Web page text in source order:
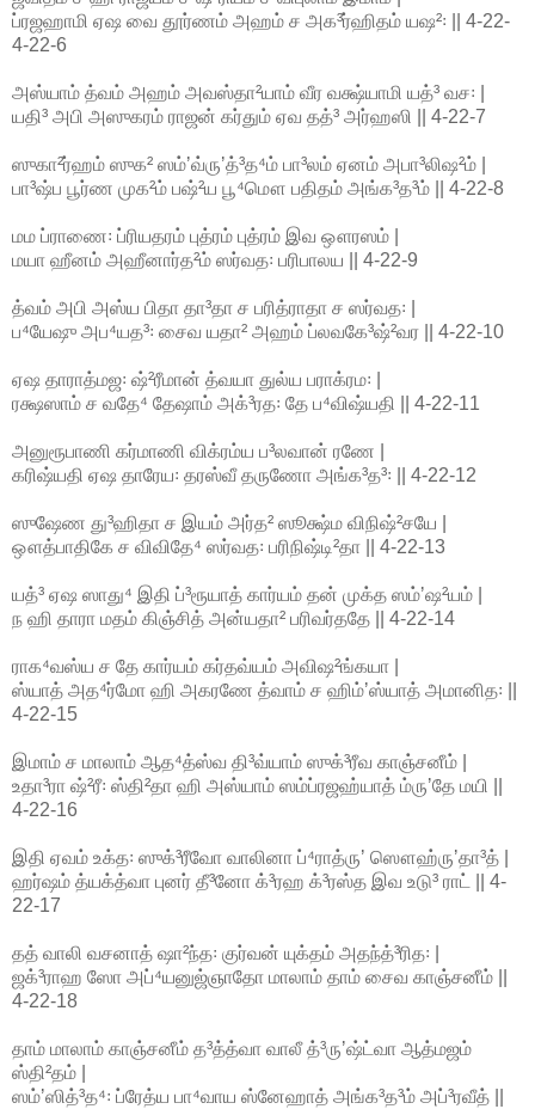
ப்ரஜஹாமி ஏஷ வை தூர்ணம் அஹம் ச அக³ர்ஹிதம் யஷ²꞉ || 4-22-
4-22-6
அஸ்யாம் த்வம் அஹம் அவஸ்தா²யாம் வீர வக்ஷ்யாமி யத்³ வச꞉ |
யதி³ அபி அஸுகரம் ராஜன் கர்தும் ஏவ தத்³ அர்ஹஸி || 4-22-7
ஸுகா²ர்ஹம் ஸுக² ஸம்ʼவ்ருʼத்³த⁴ம் பா³லம் ஏனம் அபா³லிஷ²ம் |
பா³ஷ்ப பூர்ண முக²ம் பஷ்²ய பூ⁴மௌ பதிதம் அங்க³த³ம் || 4-22-8
மம ப்ராணை꞉ ப்ரியதரம் புத்ரம் புத்ரம் இவ ஔரஸம் |
மயா ஹீனம் அஹீனார்த²ம் ஸர்வத꞉ பரிபாலய || 4-22-9
த்வம் அபி அஸ்ய பிதா தா³தா ச பரித்ராதா ச ஸர்வத꞉ |
ப⁴யேஷு அப⁴யத³꞉ சைவ யதா² அஹம் ப்லவகே³ஷ்²வர || 4-22-10
ஏஷ தாராத்மஜ꞉ ஷ்²ரீமான் த்வயா துல்ய பராக்ரம꞉ |
ரக்ஷஸாம் ச வதே⁴ தேஷாம் அக்³ரத꞉ தே ப⁴விஷ்யதி || 4-22-11
அனுரூபாணி கர்மாணி விக்ரம்ய ப³லவான் ரணே |
கரிஷ்யதி ஏஷ தாரேய꞉ தரஸ்வீ தருணோ அங்க³த³꞉ || 4-22-12
ஸுஷேண து³ஹிதா ச இயம் அர்த² ஸூக்ஷ்ம விநிஷ்²சயே |
ஔத்பாதிகே ச விவிதே⁴ ஸர்வத꞉ பரிநிஷ்டி²தா || 4-22-13
யத்³ ஏஷ ஸாது⁴ இதி ப்³ரூயாத் கார்யம் தன் முக்த ஸம்ʼஷ²யம் |
ந ஹி தாரா மதம் கிஞ்சித் அன்யதா² பரிவர்ததே || 4-22-14
ராக⁴வஸ்ய ச தே கார்யம் கர்தவ்யம் அவிஷ²ங்கயா |
ஸ்யாத் அத⁴ர்மோ ஹி அகரணே த்வாம் ச ஹிம்ʼஸ்யாத் அமானித꞉ ||
4-22-15
இமாம் ச மாலாம் ஆத⁴த்ஸ்வ தி³வ்யாம் ஸுக்³ரீவ காஞ்சனீம் |
உதா³ரா ஷ்²ரீ꞉ ஸ்தி²தா ஹி அஸ்யாம் ஸம்ப்ரஜஹ்யாத் ம்ருʼதே மயி ||
4-22-16
இதி ஏவம் உக்த꞉ ஸுக்³ரீவோ வாலினா ப்⁴ராத்ருʼ ஸௌஹ்ருʼதா³த் |
ஹர்ஷம் த்யக்த்வா புனர் தீ³னோ க்³ரஹ க்³ரஸ்த இவ உடு³ ராட் || 4-
22-17
தத் வாலி வசனாத் ஷா²ந்த꞉ குர்வன் யுக்தம் அதந்த்³ரித꞉ |
ஜக்³ராஹ ஸோ அப்⁴யனுஜ்ஞாதோ மாலாம் தாம் சைவ காஞ்சனீம் ||
4-22-18
தாம் மாலாம் காஞ்சனீம் த³த்த்வா வாலீ த்³ருʼஷ்ட்வா ஆத்மஜம்
ஸ்தி²தம் |
ஸம்ʼஸித்³த⁴꞉ ப்ரேத்ய பா⁴வாய ஸ்னேஹாத் அங்க³த³ம் அப்³ரவீத் ||